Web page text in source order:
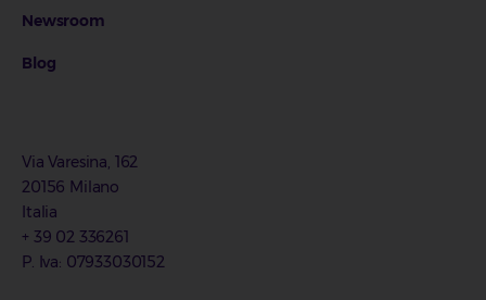
Newsroom
Blog
Via Varesina, 162
20156 Milano
Italia
+ 39 02 336261
P. Iva: 07933030152